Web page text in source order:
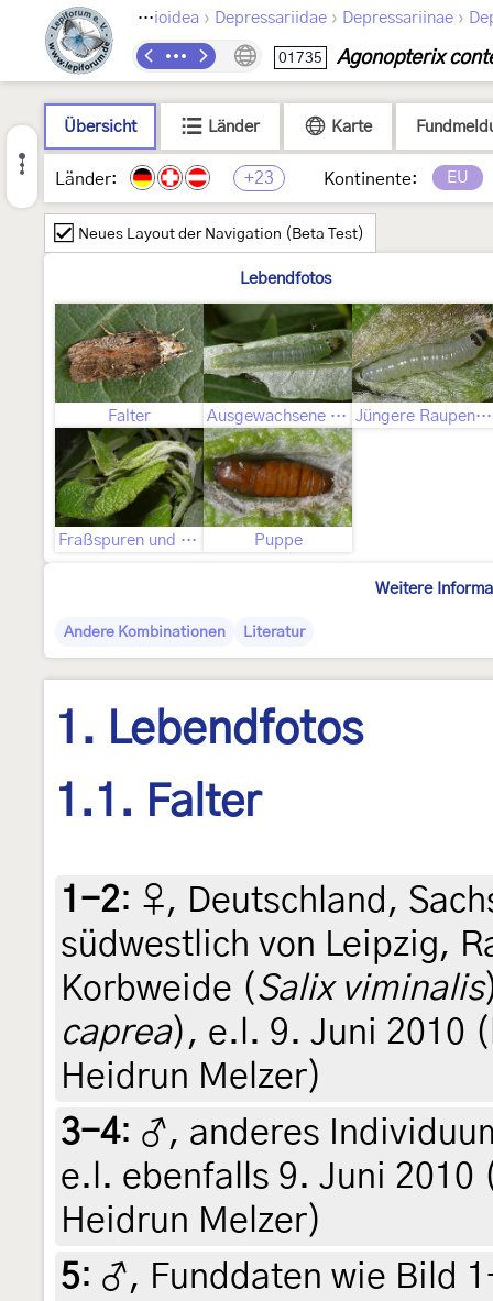
› Gelechioidea › Depressariidae › Depressariinae ›
01735 Agonopterix
Übersicht Länder Karte
Länder: +23 Kontinente: EU
Neues Layout der Navigation (Beta Test)
Lebendfotos
Falter Ausgewachsene Raupe Jüngere Raupenstadien
Fraßspuren und Befallsbild Puppe
Weitere
Andere Kombinationen Literatur
1. Lebendfotos
1.1. Falter
1-2: ♀, Deutschland,
südwestlich von Leipzig,
Korbweide (Salix viminalis
caprea), e.l. 9. Juni 2010
Heidrun Melzer)
3-4: ♂, anderes
e.l. ebenfalls 9. Juni
Heidrun Melzer)
5: ♂, Funddaten wie Bild